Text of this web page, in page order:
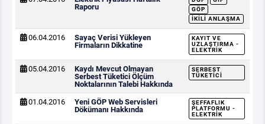
Raporu
GÖP
İKILI ANLAŞMA
06.04.2016
Sayaç Verisi Yükleyen
Firmaların Dikkatine
KAYIT VE
UZLAŞTIRMA -
ELEKTRIK
05.04.2016
Kaydı Mevcut Olmayan
Serbest Tüketici Ölçüm
Noktalarının Talebi Hakkında
SERBEST
TÜKETICI
01.04.2016
Yeni GÖP Web Servisleri
Dökümanı Hakkında
ŞEFFAFLIK
PLATFORMU -
ELEKTRIK